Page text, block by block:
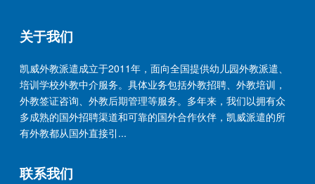
关于我们
凯威外教派遣成立于2011年，面向全国提供幼儿园外教派遣、
培训学校外教中介服务。具体业务包括外教招聘、外教培训，
外教签证咨询、外教后期管理等服务。多年来，我们以拥有众
多成熟的国外招聘渠道和可靠的国外合作伙伴，凯威派遣的所
有外教都从国外直接引...
联系我们